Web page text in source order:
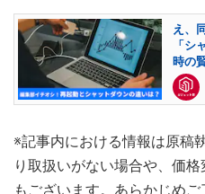
え、
「シ
時の
※記事内における情報は原稿
り取扱いがない場合や、価
もございます。あらかじめご